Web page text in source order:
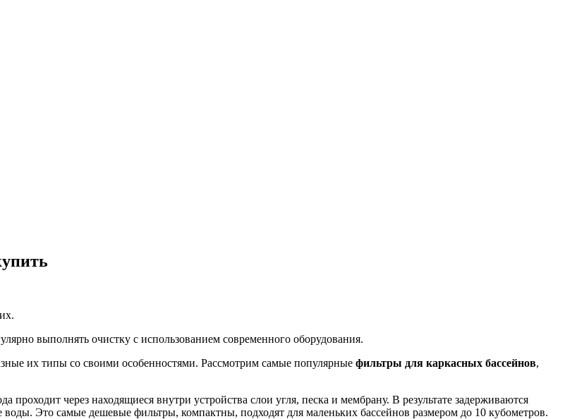
выполнять очистку с использованием современного оборудования.
их типы со своими особенностями. Рассмотрим самые популярные фильтры для каркасных бассейнов,
через находящиеся внутри устройства слои угля, песка и мембрану. В результате задерживаются
Это самые дешевые фильтры, компактны, подходят для маленьких бассейнов размером до 10 кубометров.